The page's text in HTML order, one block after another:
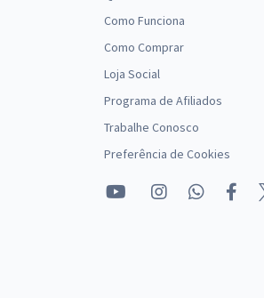
Prefeitura de Jardinópolis -
Específicos para o Cargo de
Prefeitura de Jardinópolis
Lei do Exercício Profissional
Como Funciona
Como Comprar
Loja Social
Programa de Afiliados
Trabalhe Conosco
Preferência de Cookies